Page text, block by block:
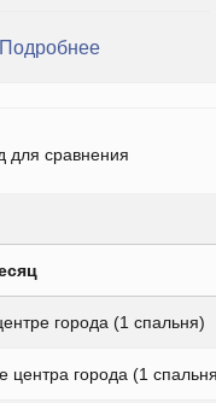
Подробнее
для сравнения
города (1 спальня)
центра города (1